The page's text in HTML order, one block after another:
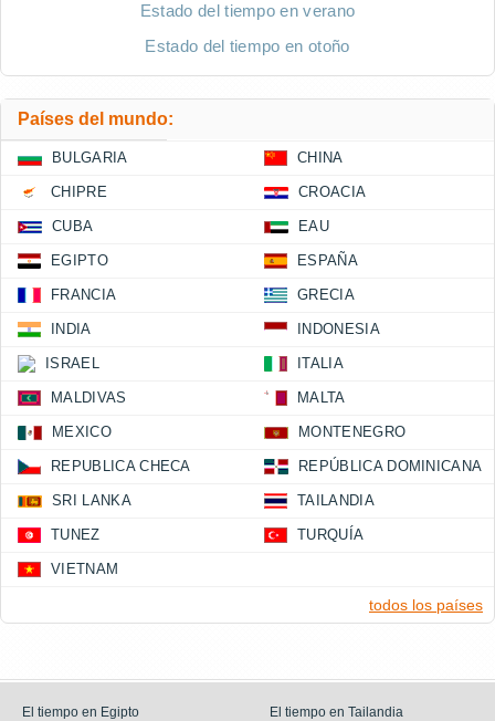
Estado del tiempo en verano
Estado del tiempo en otoño
Países del mundo:
BULGARIA CHINA
CHIPRE CROACIA
CUBA EAU
EGIPTO ESPAÑA
FRANCIA GRECIA
INDIA INDONESIA
ISRAEL ITALIA
MALDIVAS MALTA
MEXICO MONTENEGRO
REPUBLICA CHECA REPÚBLICA DOMINICANA
SRI LANKA TAILANDIA
TUNEZ TURQUÍA
VIETNAM
todos los países
El tiempo en Egipto El tiempo en Tailandia